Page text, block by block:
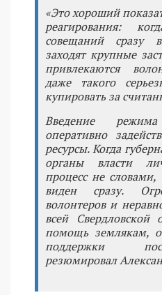
«Это хороший
реагирования:
совещаний сразу
заходят крупные
привлекаются
даже такого
купировать за
Введение
оперативно
ресурсы. Когда
органы власти
процесс не словами,
виден сразу.
волонтеров и
всей
помощь землякам,
поддержки
резюмировал